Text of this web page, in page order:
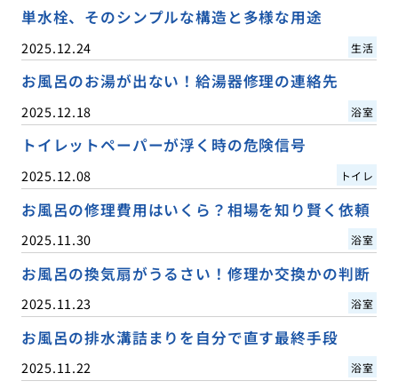
単水栓、そのシンプルな構造と多様な用途
2025.12.24 生活
お風呂のお湯が出ない！給湯器修理の連絡先
2025.12.18 浴室
トイレットペーパーが浮く時の危険信号
2025.12.08 トイレ
お風呂の修理費用はいくら？相場を知り賢く依頼
2025.11.30 浴室
お風呂の換気扇がうるさい！修理か交換かの判断
2025.11.23 浴室
お風呂の排水溝詰まりを自分で直す最終手段
2025.11.22 浴室